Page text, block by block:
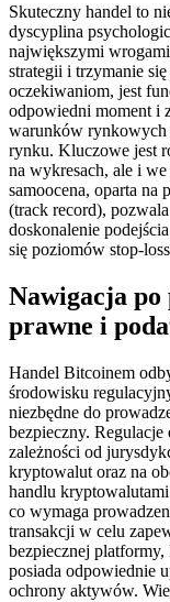
Skuteczny handel to
dyscyplina
największymi
strategii i trzymanie
oczekiwaniom, jest
odpowiedni moment i
warunków rynkowych
rynku. Kluczowe jest
na wykresach, ale i
samoocena, oparta
(track record),
doskonalenie
się poziomów stop-
Nawigacja po
prawne i
Handel Bitcoinem
środowisku
niezbędne do
bezpieczny.
zależności od
kryptowalut oraz na
handlu
co wymaga
transakcji w celu
bezpiecznej
posiada odpowiednie
ochrony aktywów.